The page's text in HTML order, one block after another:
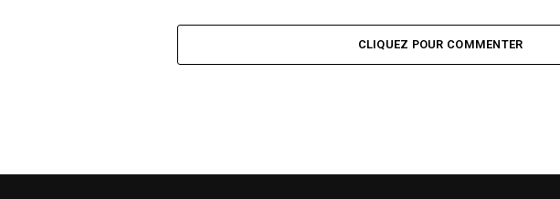
CLIQUEZ POUR COMMENTER